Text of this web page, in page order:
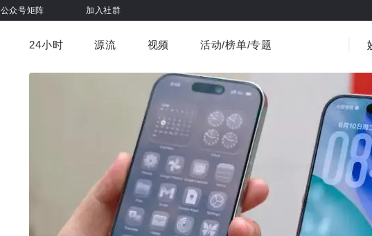
公众号矩阵 加入社群
车与出行 商业消费 社会文化 金融财经
书影音 医疗 3C数码
24小时 源流 视频
虎嗅视界 视频精选
活动/榜单/专题